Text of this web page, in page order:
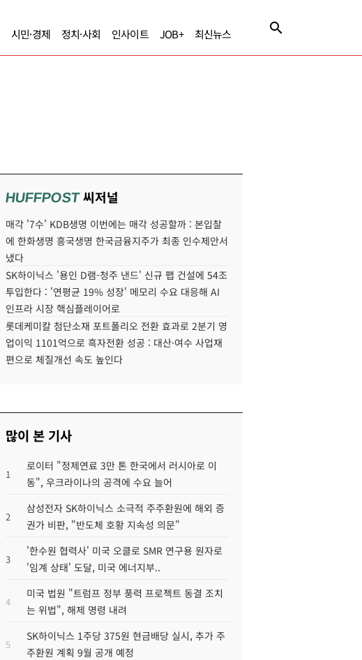
시민·경제 정치·사회 인사이트 JOB+ 최신뉴스
HUFFPOST씨저널
매각 '7수' KDB생명 이번에는 매각 성공할까 : 본입찰
에 한화생명 흥국생명 한국금융지주가 최종 인수제안서
냈다
SK하이닉스 '용인 D램-청주 낸드' 신규 팹 건설에 54조
투입한다 : '연평균 19% 성장' 메모리 수요 대응해 AI
인프라 시장 핵심플레이어로
롯데케미칼 첨단소재 포트폴리오 전환 효과로 2분기 영
업이익 1101억으로 흑자전환 성공 : 대산·여수 사업재
편으로 체질개선 속도 높인다
많이 본 기사
1
로이터 "정제연료 3만 톤 한국에서 러시아로 이
동", 우크라이나의 공격에 수요 늘어
2
삼성전자 SK하이닉스 소극적 주주환원에 해외 증
권가 비판, "반도체 호황 지속성 의문"
3
'한수원 협력사' 미국 오클로 SMR 연구용 원자로
'임계 상태' 도달, 미국 에너지부..
4
미국 법원 "트럼프 정부 풍력 프로젝트 동결 조치
는 위법", 해제 명령 내려
5
SK하이닉스 1주당 375원 현금배당 실시, 추가 주
주환원 계획 9월 공개 예정